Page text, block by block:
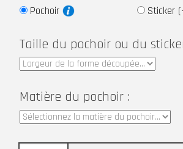
Pochoir Sticker
Taille du pochoir ou du
Matière du pochoir :